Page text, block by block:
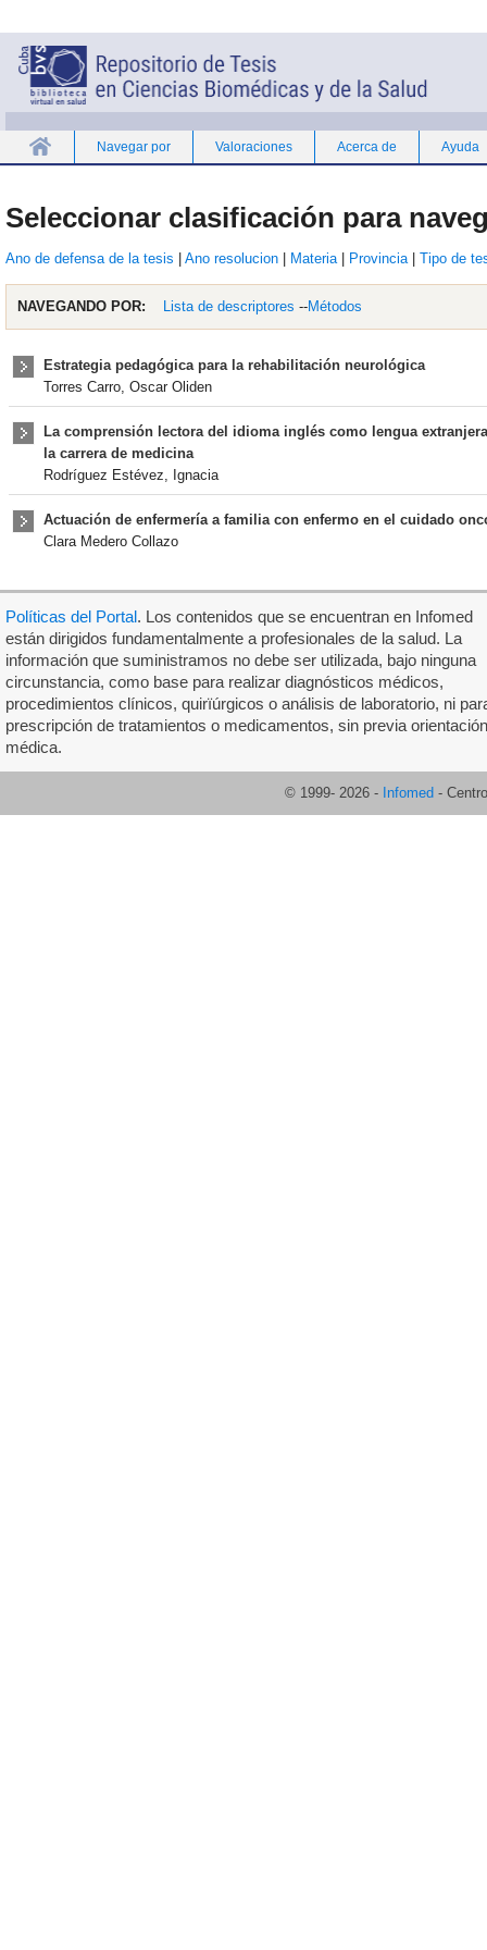
Navegar por Valoraciones Acerca de Ayuda
Seleccionar clasificación para
Ano de defensa de la tesis Ano resolucion Materia Provincia Tipo de
NAVEGANDO POR: Lista de descriptores --Métodos
Estrategia pedagógica para la rehabilitación neurológica
Torres Carro, Oscar Oliden
La comprensión lectora del idioma inglés como lengua
la carrera de medicina
Rodríguez Estévez, Ignacia
Actuación de enfermería a familia con enfermo en el cuidado
Clara Medero Collazo
Políticas del Portal. Los contenidos que se encuentran en Infomed
están dirigidos fundamentalmente a profesionales de la salud. La
información que suministramos no debe ser utilizada, bajo ninguna
circunstancia, como base para realizar diagnósticos médicos,
procedimientos clínicos, quirïúrgicos o análisis de laboratorio, ni
prescripción de tratamientos o medicamentos, sin previa orientación
médica.
© 1999- 2026 - Infomed -